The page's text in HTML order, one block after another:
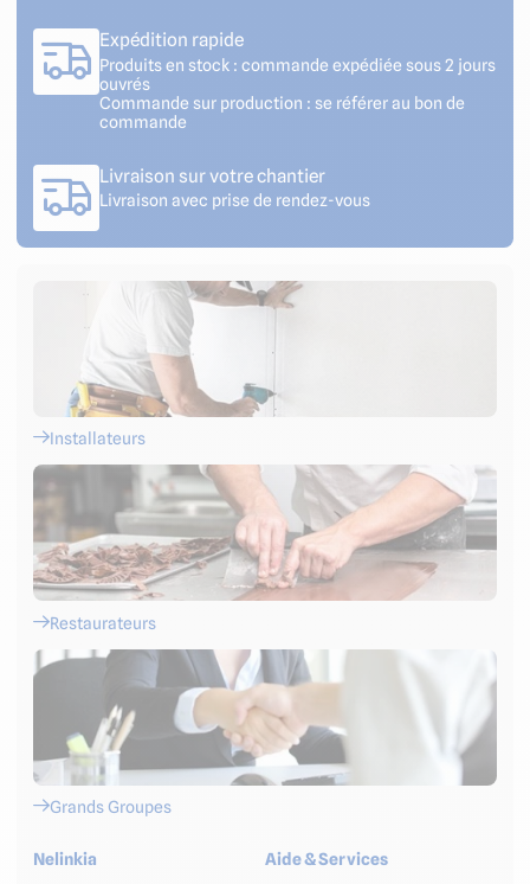
Expédition rapide
Produits en stock : commande expédiée sous 2 jours
ouvrés
Commande sur production : se référer au bon de
commande
Livraison sur votre chantier
Livraison avec prise de rendez-vous
Installateurs
Restaurateurs
Grands Groupes
Nelinkia
Aide & Services